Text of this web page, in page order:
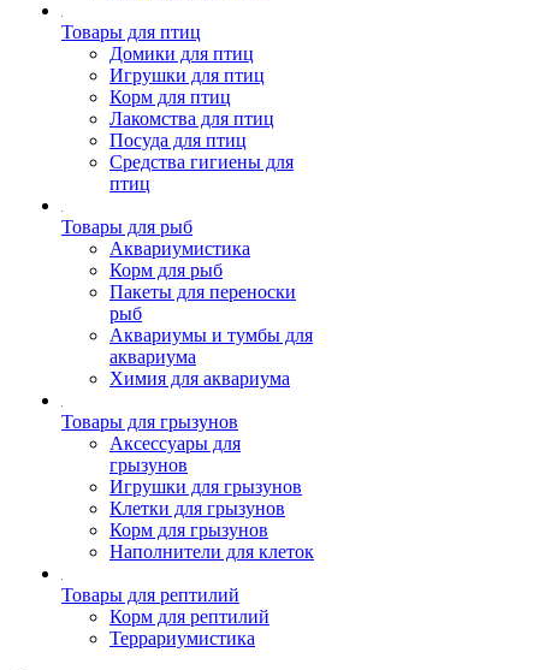
Товары для птиц
Домики для птиц
Игрушки для птиц
Корм для птиц
Лакомства для птиц
Посуда для птиц
Средства гигиены для
птиц
Товары для рыб
Аквариумистика
Корм для рыб
Пакеты для переноски
рыб
Аквариумы и тумбы для
аквариума
Химия для аквариума
Товары для грызунов
Аксессуары для
грызунов
Игрушки для грызунов
Клетки для грызунов
Корм для грызунов
Наполнители для клеток
Товары для рептилий
Корм для рептилий
Террариумистика